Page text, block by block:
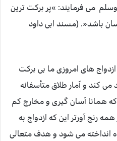
می فرمایند: »پر برکت ترین
باشد«. (مسند ابی داود
های امروزی ما بی برکت
می کند و آمار طلاق متأسفانه
همانا آسان گیری و مخارج کم
رنج آورتر این که ازدواج به
می شود و هدف متعالی